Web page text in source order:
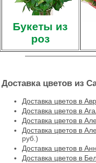
Букеты из
роз
Доставка цветов из
Доставка цветов в
Доставка цветов в
Доставка цветов в
Доставка цветов в
руб.)
Доставка цветов в
Доставка цветов в